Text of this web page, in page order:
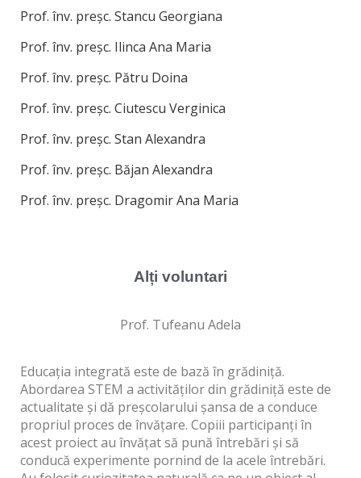
Prof. înv. preșc. Stancu Georgiana
Prof. înv. preșc. Ilinca Ana Maria
Prof. înv. preșc. Pătru Doina
Prof. înv. preșc. Ciutescu Verginica
Prof. înv. preșc. Stan Alexandra
Prof. înv. preșc. Băjan Alexandra
Prof. înv. preșc. Dragomir Ana Maria
Alți voluntari​
Prof. Tufeanu Adela
Educația integrată este de bază în grădiniță.
Abordarea STEM a activităților din grădiniță este de
actualitate și dă preșcolarului șansa de a conduce
propriul proces de învățare. Copiii participanți în
acest proiect au învățat să pună întrebări și să
conducă experimente pornind de la acele întrebări.